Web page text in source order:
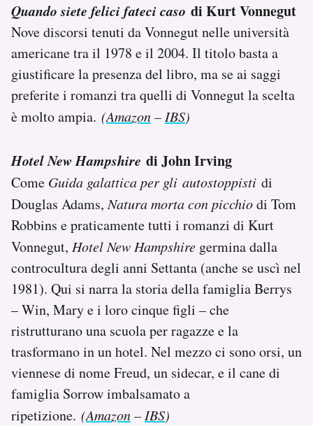
Quando siete felici fateci caso di Kurt Vonnegut
Nove discorsi tenuti da Vonnegut nelle università
americane tra il 1978 e il 2004. Il titolo basta a
giustificare la presenza del libro, ma se ai saggi
preferite i romanzi tra quelli di Vonnegut la scelta
è molto ampia. (Amazon–IBS)
Hotel New Hampshire di John Irving
Come Guida galattica per gli autostoppisti di
Douglas Adams,Natura morta con picchiodi Tom
Robbins e praticamente tutti i romanzi di Kurt
Vonnegut, Hotel New Hampshire germina dalla
controcultura degli anni Settanta (anche se uscì nel
1981). Qui si narra la storia della famiglia Berrys
– Win, Mary e i loro cinque figli – che
ristrutturano una scuola per ragazze e la
trasformano in un hotel. Nel mezzo ci sono orsi, un
viennese di nome Freud, un sidecar, e il cane di
famiglia Sorrow imbalsamato a
ripetizione. (Amazon–IBS)